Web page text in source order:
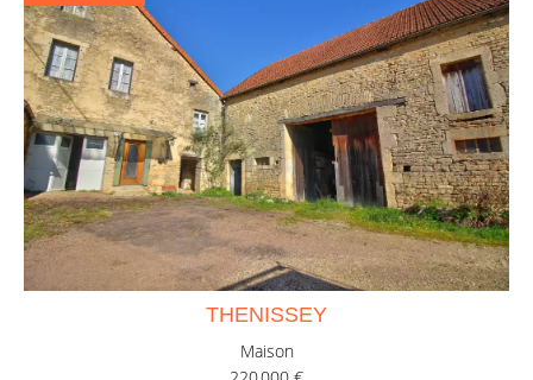
THENISSEY
Maison